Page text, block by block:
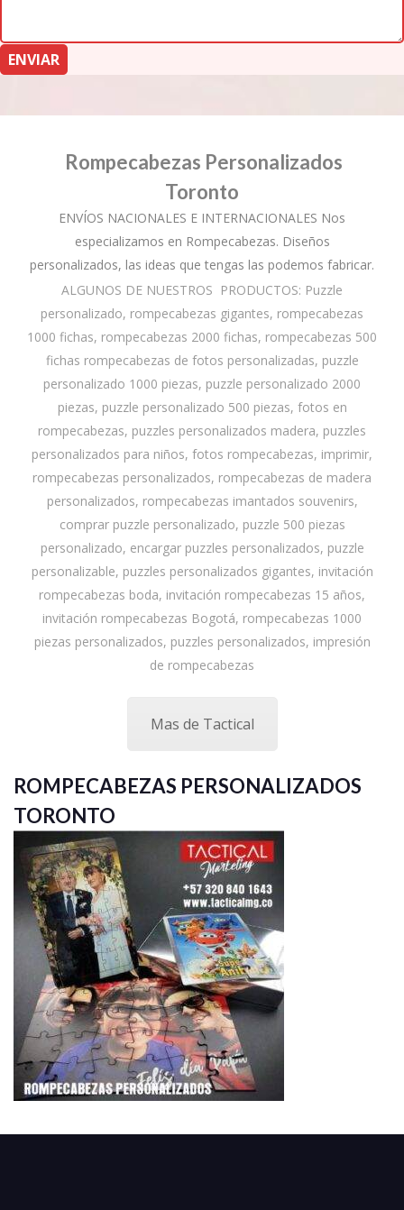
Rompecabezas Personalizados
Toronto
ENVÍOS NACIONALES E INTERNACIONALES Nos
especializamos en Rompecabezas. Diseños
personalizados, las ideas que tengas las podemos fabricar.
ALGUNOS DE NUESTROS PRODUCTOS: Puzzle
personalizado, rompecabezas gigantes, rompecabezas
1000 fichas, rompecabezas 2000 fichas, rompecabezas 500
fichas rompecabezas de fotos personalizadas, puzzle
personalizado 1000 piezas, puzzle personalizado 2000
piezas, puzzle personalizado 500 piezas, fotos en
rompecabezas, puzzles personalizados madera, puzzles
personalizados para niños, fotos rompecabezas, imprimir,
rompecabezas personalizados, rompecabezas de madera
personalizados, rompecabezas imantados souvenirs,
comprar puzzle personalizado, puzzle 500 piezas
personalizado, encargar puzzles personalizados, puzzle
personalizable, puzzles personalizados gigantes, invitación
rompecabezas boda, invitación rompecabezas 15 años,
invitación rompecabezas Bogotá, rompecabezas 1000
piezas personalizados, puzzles personalizados, impresión
de rompecabezas
Mas de Tactical
ROMPECABEZAS PERSONALIZADOS
TORONTO